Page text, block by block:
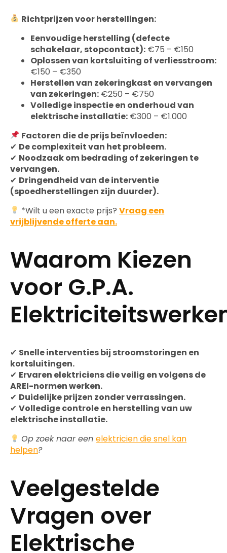
Richtprijzen voor herstellingen:
Eenvoudige herstelling (defecte
schakelaar, stopcontact): €75 – €150
Oplossen van kortsluiting of verliesstroom:
€150 – €350
Herstellen van zekeringkast en vervangen
van zekeringen: €250 – €750
Volledige inspectie en onderhoud van
elektrische installatie: €300 – €1.000
Factoren die de prijs beïnvloeden:
✔ De complexiteit van het probleem.
✔ Noodzaak om bedrading of zekeringen te
vervangen.
✔ Dringendheid van de interventie
(spoedherstellingen zijn duurder).
*Wilt u een exacte prijs?Vraag een
vrijblijvende offerte aan.
Waarom Kiezen
voor G.P.A.
✔ Snelle interventies bij stroomstoringen en
kortsluitingen.
✔ Ervaren elektriciens die veilig en volgens de
AREI-normen werken.
✔ Duidelijke prijzen zonder verrassingen.
✔ Volledige controle en herstelling van uw
elektrische installatie.
Op zoek naar eenelektricien die snel kan
helpen?
Veelgestelde
Vragen over
Elektrische